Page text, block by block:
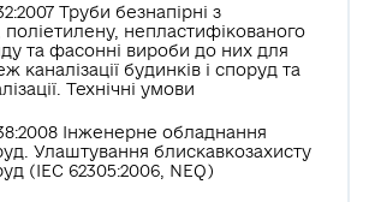
Труби безнапірні з
поліетилену, непластифікованого
та фасонні вироби до них для
каналізації будинків і споруд та
Технічні умови
Інженерне обладнання
Улаштування блискавкозахисту
(ІЕС 62305:2006, NEQ)